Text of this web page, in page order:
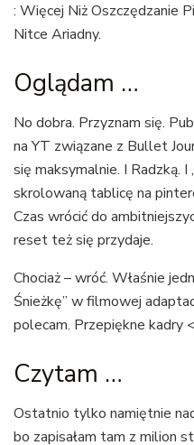
: Więcej Niż Oszczędzanie
Nitce Ariadny.
Oglądam …
No dobra. Przyznam się.
na YT związane z Bullet
się maksymalnie. I Radzką. I
skrolowaną tablicę na
Czas wrócić do
reset też się przydaje.
Chociaż – wróć. Właśnie
Śnieżkę” w filmowej
polecam. Przepiękne kadry
Czytam …
Ostatnio tylko namiętnie
bo zapisałam tam z milion